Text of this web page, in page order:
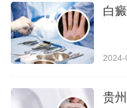
白
2024-
贵